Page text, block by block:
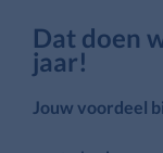
Dat doen
jaar!
Jouw voordeel